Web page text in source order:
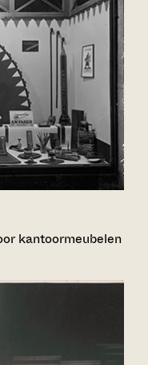
kantoormeubelen